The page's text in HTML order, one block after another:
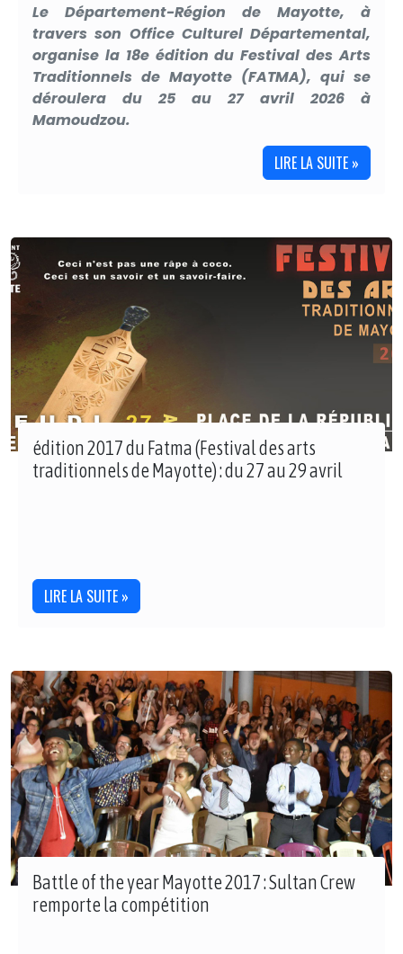
Le Département-Région de Mayotte, à
travers son Office Culturel Départemental,
organise la 18e édition du Festival des Arts
Traditionnels de Mayotte (FATMA), qui se
déroulera du 25 au 27 avril 2026 à
Mamoudzou.
LIRE LA SUITE »
édition 2017 du Fatma (Festival des arts
traditionnels de Mayotte) : du 27 au 29 avril
LIRE LA SUITE »
Battle of the year Mayotte 2017 : Sultan Crew
remporte la compétition